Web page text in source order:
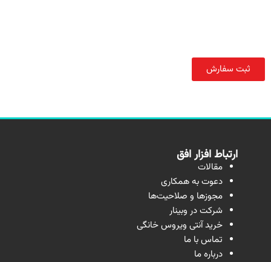
ثبت سفارش
ارتباط افزار افق
مقالات
دعوت به همکاری
مجوزها و صلاحیت‌ها
شرکت در وبینار
خرید آنتی ویروس خانگی
تماس با ما
درباره ما